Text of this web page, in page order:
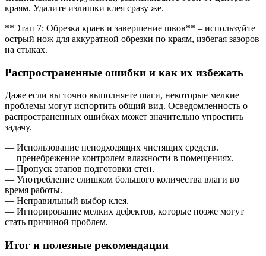
краям. Удалите излишки клея сразу же.
**Этап 7: Обрезка краев и завершение швов** – используйте
острый нож для аккуратной обрезки по краям, избегая зазоров
на стыках.
Распространенные ошибки и как их избежать
Даже если вы точно выполняете шаги, некоторые мелкие
проблемы могут испортить общий вид. Осведомленность о
распространенных ошибках может значительно упростить
задачу.
— Использование неподходящих чистящих средств.
— пренебрежение контролем влажности в помещениях.
— Пропуск этапов подготовки стен.
— Употребление слишком большого количества влаги во
время работы.
— Неправильный выбор клея.
— Игнорирование мелких дефектов, которые позже могут
стать причиной проблем.
Итог и полезные рекомендации